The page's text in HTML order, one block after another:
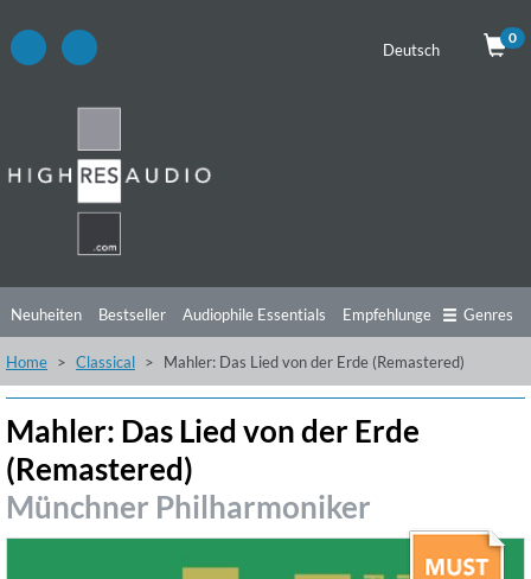
Deutsch
0
Neuheiten Bestseller Audiophile Essentials Empfehlungen
Hörtipps Top Alben Angebote Preorder Vorschau Free Sampler
Genres
Home Classical Mahler: Das Lied von der Erde (Remastered)
Mahler: Das Lied von der Erde
(Remastered)
Münchner Philharmoniker